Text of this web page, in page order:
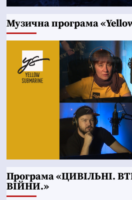
Музична програма
Програма «ЦИВІЛЬНІ.
ВІЙНИ.»